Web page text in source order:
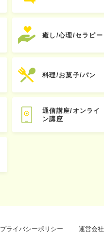
癒し/心理/セラピー
料理/お菓子/パン
通信講座/オンライ
ン講座
プライバシーポリシー 運営会社